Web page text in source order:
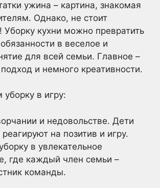
ужина – картина, знакомая
Однако, не стоит
Уборку кухни можно превратить
в веселое и
для всей семьи. Главное –
и немного креативности.
в игру:
и недовольстве. Дети
на позитив и игру.
в увлекательное
где каждый член семьи –
команды.